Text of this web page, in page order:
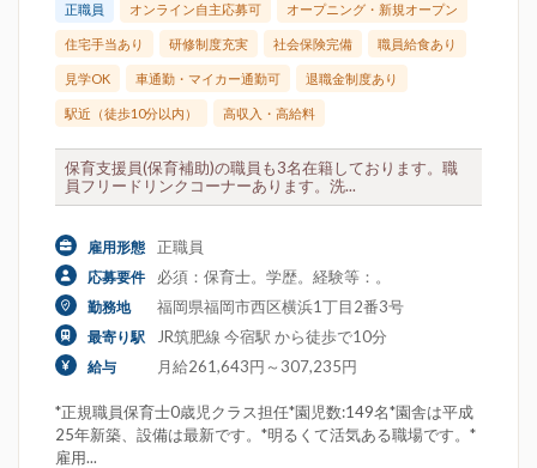
正職員 オンライン自主応募可 オープニング・新規オープン
住宅手当あり 研修制度充実 社会保険完備 職員給食あり
見学OK 車通勤・マイカー通勤可 退職金制度あり
駅近（徒歩10分以内） 高収入・高給料
保育支援員(保育補助)の職員も3名在籍しております。職
員フリードリンクコーナーあります。洗...
雇用形態 正職員
応募要件 必須：保育士。学歴。経験等：。
勤務地 福岡県福岡市西区横浜1丁目2番3号
最寄り駅 JR筑肥線 今宿駅 から徒歩で10分
給与 月給261,643円～307,235円
*正規職員保育士0歳児クラス担任*園児数:149名*園舎は平成
25年新築、設備は最新です。*明るくて活気ある職場です。*
雇用...